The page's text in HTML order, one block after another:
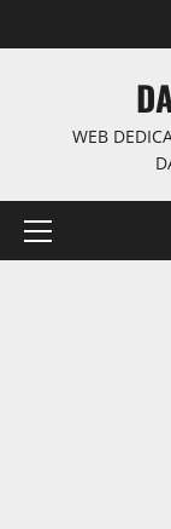
al
WEB
Menú